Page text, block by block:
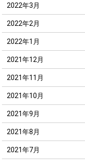
2022年3月
2022年2月
2022年1月
2021年12月
2021年11月
2021年10月
2021年9月
2021年8月
2021年7月